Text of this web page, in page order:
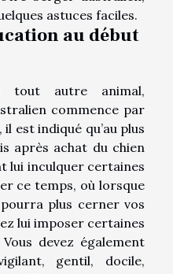
astuces faciles.
au début
tout autre animal,
commence par
il est indiqué qu’au plus
après achat du chien
lui inculquer certaines
ce temps, où lorsque
plus cerner vos
lui imposer certaines
devez également
gentil, docile,